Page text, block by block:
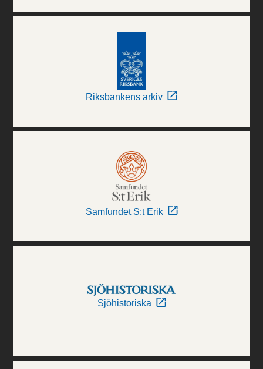
Riksbankens arkiv
Samfundet S:t Erik
Sjöhistoriska